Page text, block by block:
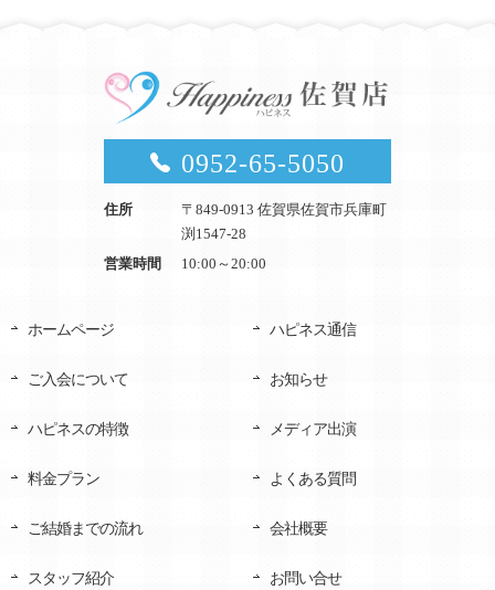
0952-65-5050
住所
〒849-0913 佐賀県佐賀市兵庫町
渕1547-28
営業時間
10:00～20:00
ホームページ
ご入会について
ハピネスの特徴
料金プラン
ご結婚までの流れ
スタッフ紹介
ハピネス通信
お知らせ
メディア出演
よくある質問
会社概要
お問い合せ